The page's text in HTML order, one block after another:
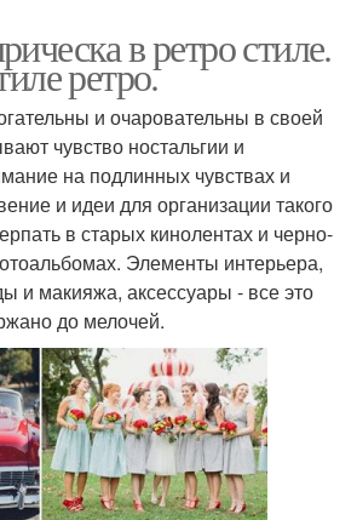
в ретро стиле.
ретро.
и очаровательны в своей
чувство ностальгии и
на подлинных чувствах и
и идеи для организации такого
в старых кинолентах и черно-
Элементы интерьера,
и макияжа, аксессуары - все это
до мелочей.